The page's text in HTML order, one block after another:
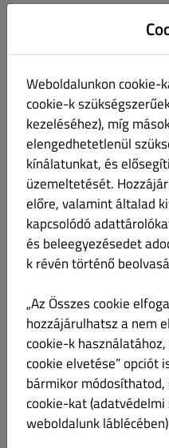
Levesek nagyadag Összes
Levesek nagyadag
Húsleves
Glutén Tojás
Meat broth
Suppentopf
Vadgulyás
Weboldalunkon cookie-
cookie-k
kezeléséhez), míg
elengedhetetlenül
kínálatunkat, és
üzemeltetését.
előre, valamint általad
kapcsolódó
és beleegyezésedet
k révén történő
„Az Összes cookie
hozzájárulhatsz a nem
cookie-k
cookie elvetése” opciót
bármikor
cookie-kat
weboldalunk